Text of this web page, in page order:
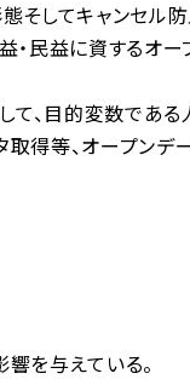
してキャンセル
民益に資するオ
、目的変数であ
得等、オープン
を与えている。